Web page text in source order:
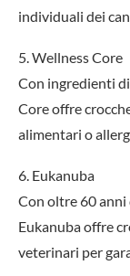
individuali dei
5. Wellness Core
Con ingredienti
Core offre
alimentari o
6. Eukanuba
Con oltre 60 anni
Eukanuba offre
veterinari per